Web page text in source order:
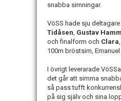
snabba simningar.
VöSS hade sju
Tidåsen Gustav
och finalform och Clara
100m bröstsim,
I övrigt leverarade
det går att simma
så pass tufft
på sig själv och sina